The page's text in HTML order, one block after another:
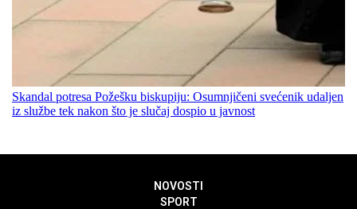
Skandal potresa Požešku biskupiju: Osumnjičeni svećenik udaljen
iz službe tek nakon što je slučaj dospio u javnost
NOVOSTI
SPORT